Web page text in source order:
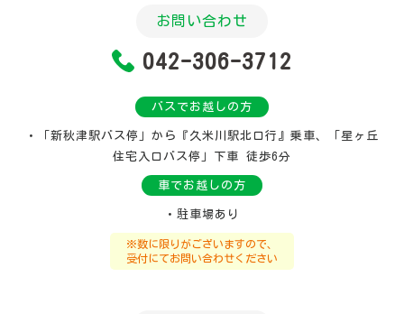
お問い合わせ
042-306-3712
バスでお越しの方
・「新秋津駅バス停」から『久米川駅北口行』乗車、
「星ヶ丘
住宅入口バス停」下車 徒歩6分
車でお越しの方
・駐車場あり
※数に限りがございますので、
受付にてお問い合わせください